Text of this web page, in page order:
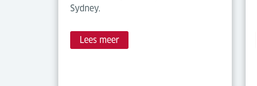
Sydney.
Lees meer